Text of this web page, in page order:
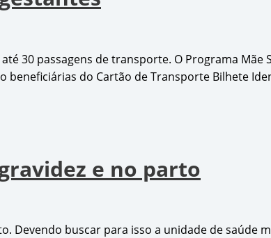
30 passagens de transporte. O Programa Mãe
do Cartão de Transporte Bilhete
e no parto
buscar para isso a unidade de saúde